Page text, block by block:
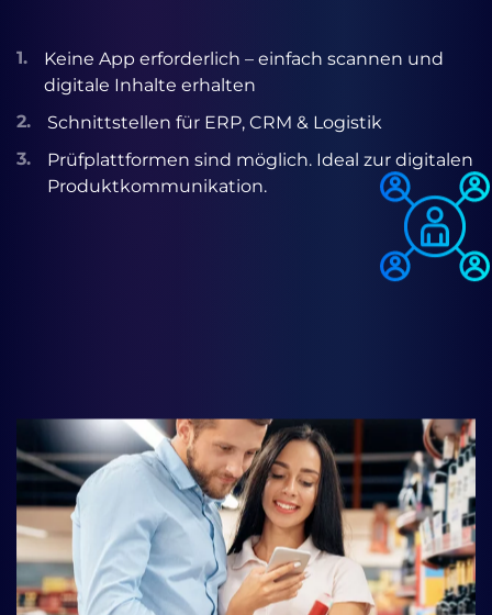
1.
Keine App erforderlich – einfach scannen und
digitale Inhalte erhalten
2.
Schnittstellen für ERP, CRM & Logistik
3.
Prüfplattformen sind möglich. Ideal zur digitalen
Produktkommunikation.